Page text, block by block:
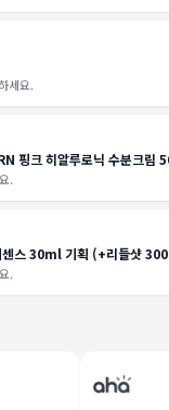
세요.
핑크 히알루로닉 수분크림
.
스 30ml 기획 (+리들샷
.